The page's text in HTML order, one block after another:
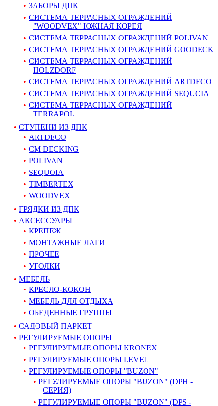
ЗАБОРЫ ДПК
СИСТЕМА ТЕРРАСНЫХ ОГРАЖДЕНИЙ
"WOODVEX" ЮЖНАЯ КОРЕЯ
СИСТЕМА ТЕРРАСНЫХ ОГРАЖДЕНИЙ POLIVAN
СИСТЕМА ТЕРРАСНЫХ ОГРАЖДЕНИЙ GOODECK
СИСТЕМА ТЕРРАСНЫХ ОГРАЖДЕНИЙ
HOLZDORF
СИСТЕМА ТЕРРАСНЫХ ОГРАЖДЕНИЙ ARTDECO
СИСТЕМА ТЕРРАСНЫХ ОГРАЖДЕНИЙ SEQUOIA
СИСТЕМА ТЕРРАСНЫХ ОГРАЖДЕНИЙ
TERRAPOL
СТУПЕНИ ИЗ ДПК
ARTDECO
CM DECKING
POLIVAN
SEQUOIA
TIMBERTEX
WOODVEX
ГРЯДКИ ИЗ ДПК
АКСЕССУАРЫ
КРЕПЕЖ
МОНТАЖНЫЕ ЛАГИ
ПРОЧЕЕ
УГОЛКИ
МЕБЕЛЬ
КРЕСЛО-КОКОН
МЕБЕЛЬ ДЛЯ ОТДЫХА
ОБЕДЕННЫЕ ГРУППЫ
САДОВЫЙ ПАРКЕТ
РЕГУЛИРУЕМЫЕ ОПОРЫ
РЕГУЛИРУЕМЫЕ ОПОРЫ KRONEX
РЕГУЛИРУЕМЫЕ ОПОРЫ LEVEL
РЕГУЛИРУЕМЫЕ ОПОРЫ "BUZON"
РЕГУЛИРУЕМЫЕ ОПОРЫ "BUZON" (DPH -
СЕРИЯ)
РЕГУЛИРУЕМЫЕ ОПОРЫ "BUZON" (DPS -